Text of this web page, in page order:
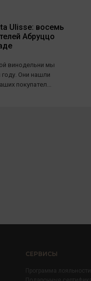
Ulisse: восемь
Абруццо
винодельни мы
Они нашли
покупател...
СЕРВИСЫ
Программа лояльности